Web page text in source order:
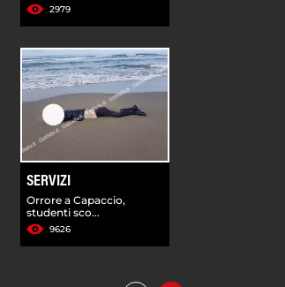
2979
SERVIZI
Orrore a Capaccio,
studenti sco...
9626